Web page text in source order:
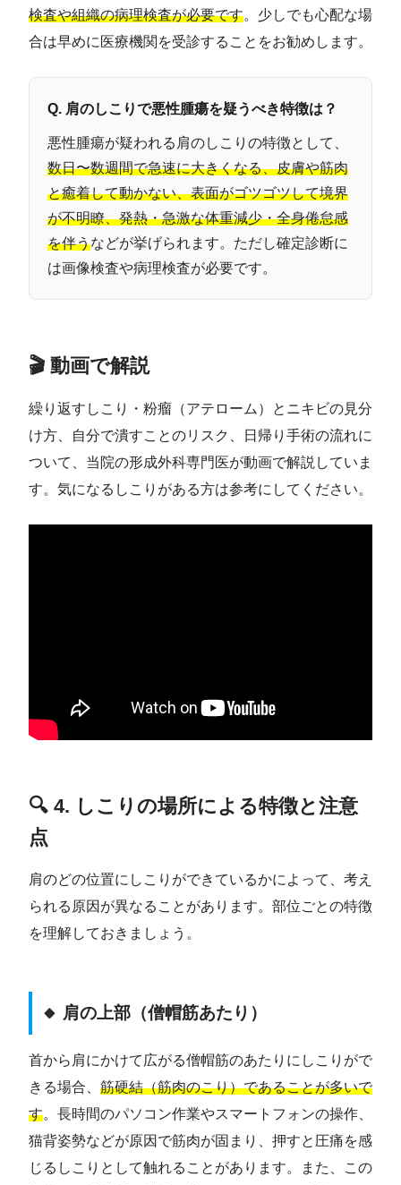
検査や組織の病理検査が必要です。少しでも心配な場
合は早めに医療機関を受診することをお勧めします。
Q. 肩のしこりで悪性腫瘍を疑うべき特徴は？
悪性腫瘍が疑われる肩のしこりの特徴として、
数日〜数週間で急速に大きくなる、皮膚や筋肉
と癒着して動かない、表面がゴツゴツして境界
が不明瞭、発熱・急激な体重減少・全身倦怠感
を伴うなどが挙げられます。ただし確定診断に
は画像検査や病理検査が必要です。
🎬 動画で解説
繰り返すしこり・粉瘤（アテローム）とニキビの見分
け方、自分で潰すことのリスク、日帰り手術の流れに
ついて、当院の形成外科専門医が動画で解説していま
す。気になるしこりがある方は参考にしてください。
🔍 4. しこりの場所による特徴と注意
点
肩のどの位置にしこりができているかによって、考え
られる原因が異なることがあります。部位ごとの特徴
を理解しておきましょう。
🔸 肩の上部（僧帽筋あたり）
首から肩にかけて広がる僧帽筋のあたりにしこりがで
きる場合、 筋硬結（筋肉のこり）であることが多いで
す。長時間のパソコン作業やスマートフォンの操作、
猫背姿勢などが原因で筋肉が固まり、押すと圧痛を感
じるしこりとして触れることがあります。また、この